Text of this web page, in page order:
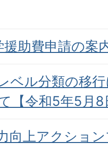
助費申請の案
ベル分類の移
【令和5年5月8
向上アクショ